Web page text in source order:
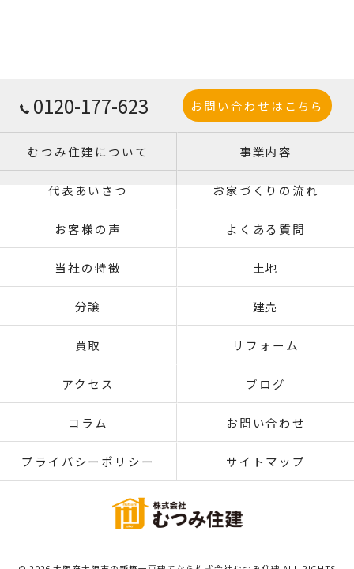
0120-177-623 お問い合わせはこちら
むつみ住建について 事業内容
代表あいさつ お家づくりの流れ
お客様の声 よくある質問
当社の特徴 土地
分譲 建売
買取 リフォーム
アクセス ブログ
コラム お問い合わせ
プライバシーポリシー サイトマップ